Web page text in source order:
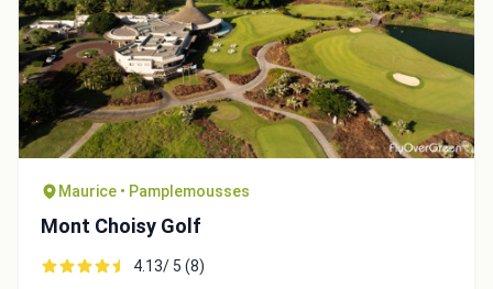
Maurice • Pamplemousses
Mont Choisy Golf
4.13/ 5 (8)